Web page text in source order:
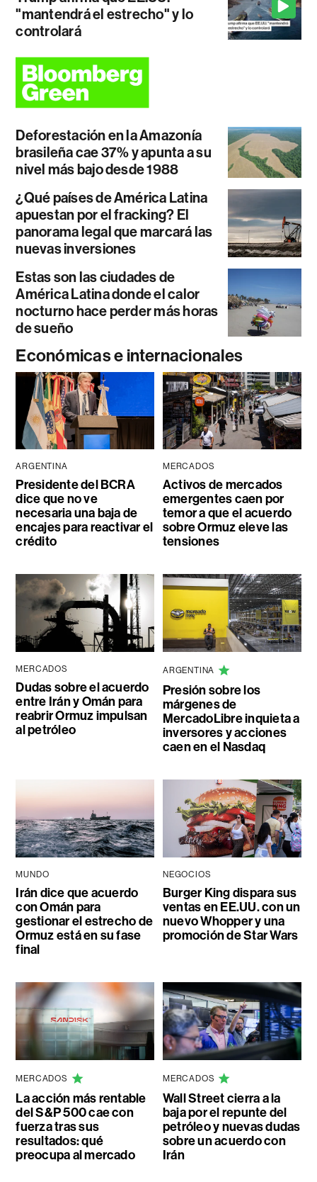
"mantendrá el estrecho" y lo
controlará
Deforestación en la Amazonía
brasileña cae 37% y apunta a su
nivel más bajo desde 1988
¿Qué países de América Latina
apuestan por el fracking? El
panorama legal que marcará las
nuevas inversiones
Estas son las ciudades de
América Latina donde el calor
nocturno hace perder más horas
de sueño
Económicas e internacionales
ARGENTINA
Presidente del BCRA
dice que no ve
necesaria una baja de
encajes para reactivar el
crédito
MERCADOS
Activos de mercados
emergentes caen por
temor a que el acuerdo
sobre Ormuz eleve las
tensiones
MERCADOS
Dudas sobre el acuerdo
entre Irán y Omán para
reabrir Ormuz impulsan
al petróleo
ARGENTINA
Presión sobre los
márgenes de
MercadoLibre inquieta a
inversores y acciones
caen en el Nasdaq
MUNDO
Irán dice que acuerdo
con Omán para
gestionar el estrecho de
Ormuz está en su fase
final
NEGOCIOS
Burger King dispara sus
ventas en EE.UU. con un
nuevo Whopper y una
promoción de Star Wars
MERCADOS
La acción más rentable
del S&P 500 cae con
fuerza tras sus
resultados: qué
preocupa al mercado
MERCADOS
Wall Street cierra a la
baja por el repunte del
petróleo y nuevas dudas
sobre un acuerdo con
Irán